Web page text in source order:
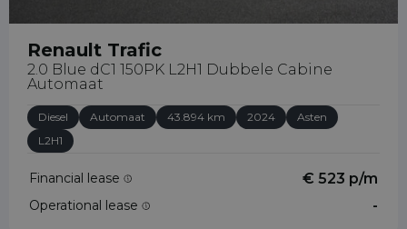
Renault Trafic
2.0 Blue dC1 150PK L2H1 Dubbele Cabine
Automaat
Diesel Automaat 43.894 km 2024
Asten
L2H1
Financial lease € 523 p/m
Operational lease -